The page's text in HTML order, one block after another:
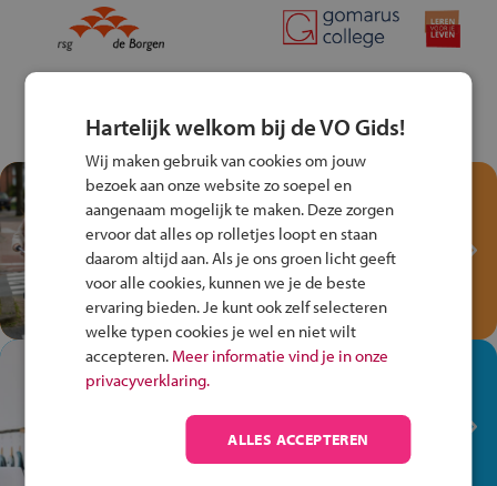
Test je kennis met het
Fiets Veilig
Verkeersspel!
Speel het Fiets Veilig Verkeersspel
en win een Cortina-fiets!
In de winkel ben je op je
plek!
Ontdek via het vmbo jouw talent
op de winkelvloer, waar elke dag
Hartelijk welkom bij de VO Gids!
Wij maken gebruik van cookies om jouw
bezoek aan onze website zo soepel en
aangenaam mogelijk te maken. Deze zorgen
ervoor dat alles op rolletjes loopt en staan
daarom altijd aan. Als je ons groen licht geeft
voor alle cookies, kunnen we je de beste
ervaring bieden. Je kunt ook zelf selecteren
welke typen cookies je wel en niet wilt
accepteren. Meer informatie vind je in onze
privacyverklaring.
ALLES ACCEPTEREN